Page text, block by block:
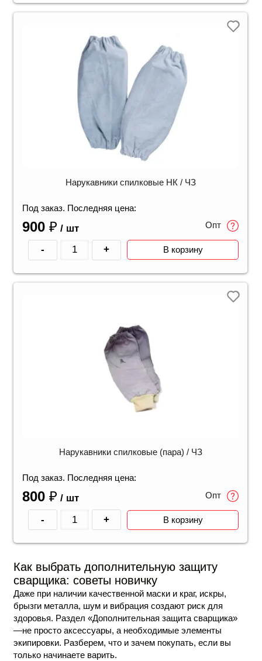
Нарукавники спилковые НК / ЧЗ
Под заказ. Последняя цена:
900 ₽ / шт Опт
- + В корзину
Нарукавники спилковые (пара) / ЧЗ
Под заказ. Последняя цена:
800 ₽ / шт Опт
- + В корзину
Как выбрать дополнительную защиту
сварщика: советы новичку
Даже при наличии качественной маски и краг, искры,
брызги металла, шум и вибрация создают риск для
здоровья. Раздел «Дополнительная защита сварщика»
—не просто аксессуары, а необходимые элементы
экипировки. Разберем, что и зачем покупать, если вы
только начинаете варить.